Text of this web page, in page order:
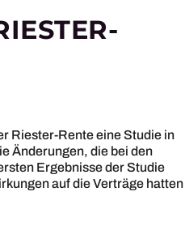
Riester-Rente eine Studie in
Änderungen, die bei den
Ergebnisse der Studie
auf die Verträge hatten